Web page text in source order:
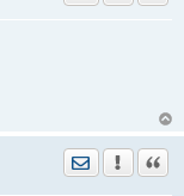
Отправить